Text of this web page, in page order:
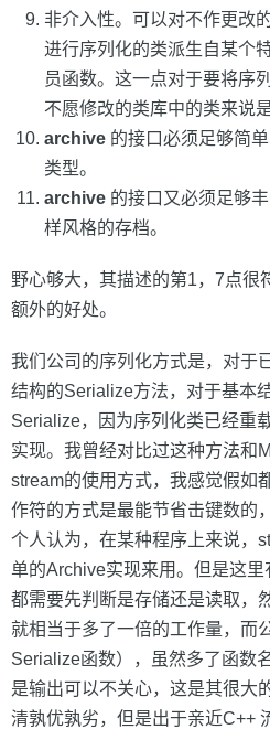
非介入性。可以对不作更改
进行序列化的类派生自某个
员函数。这一点对于要将序
不愿修改的类库中的类来说
archive 的接口必须足够简
类型。
archive 的接口又必须足够
样风格的存档。
野心够大，其描述的第1，7点很
额外的好处。
我们公司的序列化方式是，对于
结构的Serialize方法，对于基本
Serialize，因为序列化类已经重
实现。我曾经对比过这种方法和
stream的使用方式，我感觉假如
作符的方式是最能节省击键数的
个人认为，在某种程序上来说，
单的Archive实现来用。但是这里
都需要先判断是存储还是读取，
就相当于多了一倍的工作量，而
Serialize函数），虽然多了函数
是输出可以不关心，这是其很大
清孰优孰劣，但是出于亲近C++